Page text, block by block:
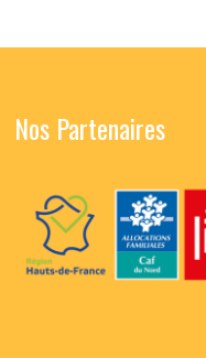
Nos Partenaires